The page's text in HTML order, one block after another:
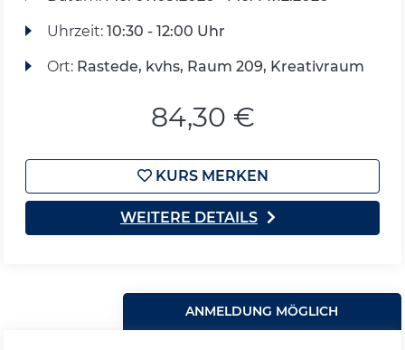
Uhrzeit: 10:30 - 12:00 Uhr
Ort: Rastede, kvhs, Raum 209, Kreativraum
84,30 €
KURS MERKEN
WEITERE DETAILS
ANMELDUNG MÖGLICH